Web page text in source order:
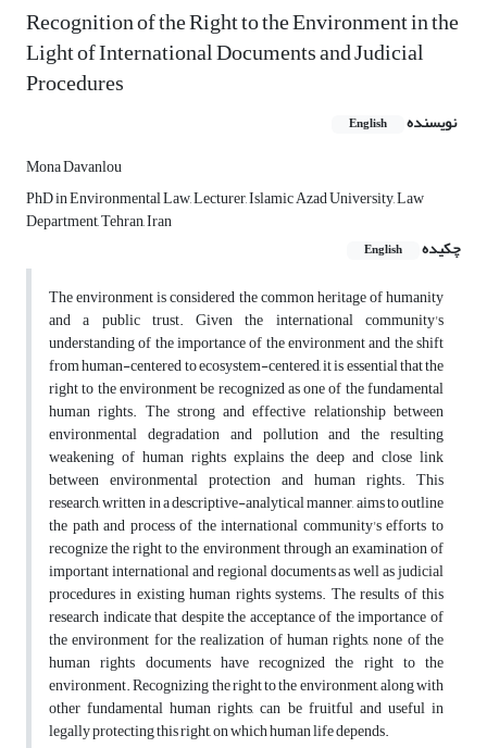
Recognition of the Right to the Environment in the
Light of International Documents and Judicial
Procedures
نویسنده English
Mona Davanlou
PhD in Environmental Law, Lecturer, Islamic Azad University, Law
Department, Tehran, Iran
چکیده
English
The environment is considered the common heritage of humanity
and a public trust. Given the international community's
understanding of the importance of the environment and the shift
from human-centered to ecosystem-centered, it is essential that the
right to the environment be recognized as one of the fundamental
human rights. The strong and effective relationship between
environmental degradation and pollution and the resulting
weakening of human rights explains the deep and close link
between environmental protection and human rights. This
research, written in a descriptive-analytical manner, aims to outline
the path and process of the international community's efforts to
recognize the right to the environment through an examination of
important international and regional documents as well as judicial
procedures in existing human rights systems. The results of this
research indicate that despite the acceptance of the importance of
the environment for the realization of human rights, none of the
human rights documents have recognized the right to the
environment. Recognizing the right to the environment, along with
other fundamental human rights, can be fruitful and useful in
legally protecting this right, on which human life depends.